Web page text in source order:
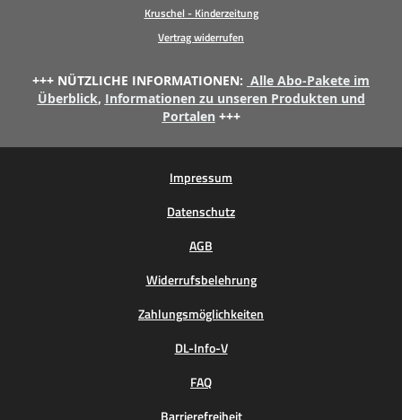
Kruschel - Kinderzeitung
Vertrag widerrufen
+++ NÜTZLICHE INFORMATIONEN: Alle Abo-Pakete im
Überblick, Informationen zu unseren Produkten und
Portalen +++
Impressum
Datenschutz
AGB
Widerrufsbelehrung
Zahlungsmöglichkeiten
DL-Info-V
FAQ
Barrierefreiheit